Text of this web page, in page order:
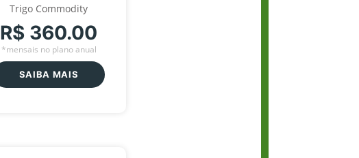
Trigo Commodity
R$ 360.00
*mensais no plano anual
SAIBA MAIS